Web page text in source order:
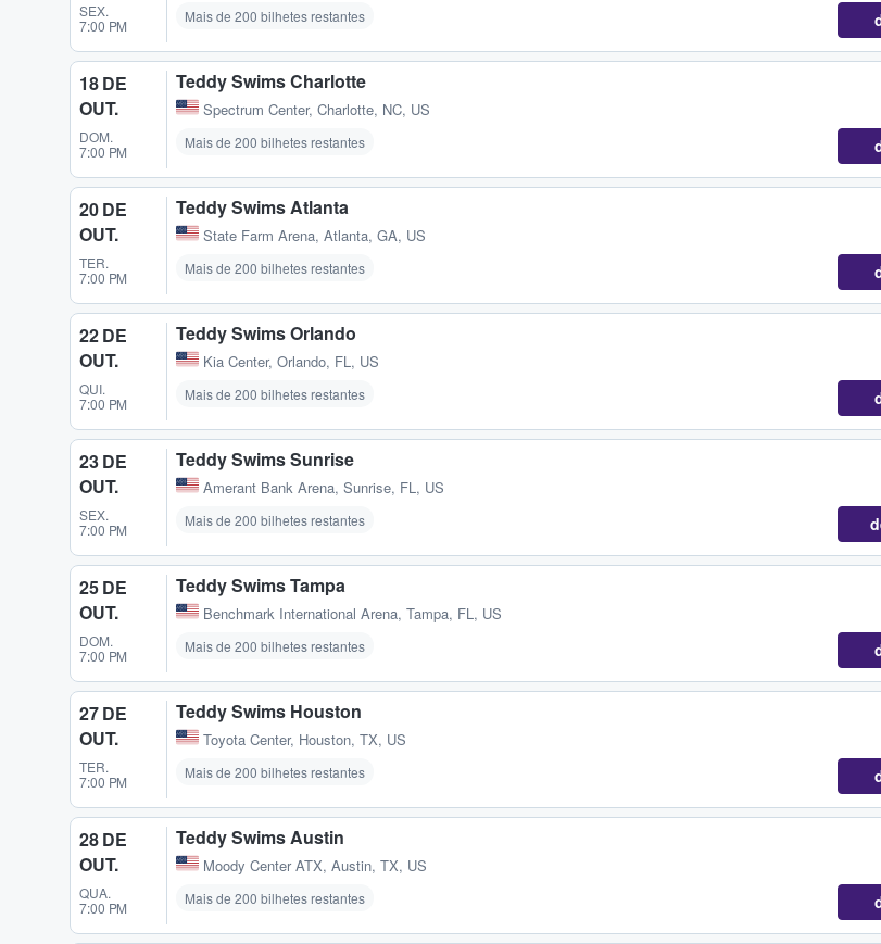
SEX.
7:00 PM
Mais de 200 bilhetes restantes
18 DE
OUT.
DOM.
7:00 PM
Teddy Swims Charlotte
Spectrum Center, Charlotte, NC, US
Mais de 200 bilhetes restantes
20 DE
OUT.
TER.
7:00 PM
Teddy Swims Atlanta
State Farm Arena, Atlanta, GA, US
Mais de 200 bilhetes restantes
22 DE
OUT.
QUI.
7:00 PM
Teddy Swims Orlando
Kia Center, Orlando, FL, US
Mais de 200 bilhetes restantes
23 DE
OUT.
SEX.
7:00 PM
Teddy Swims Sunrise
Amerant Bank Arena, Sunrise, FL, US
Mais de 200 bilhetes restantes
25 DE
OUT.
DOM.
7:00 PM
Teddy Swims Tampa
Benchmark International Arena, Tampa, FL, US
Mais de 200 bilhetes restantes
27 DE
OUT.
TER.
7:00 PM
Teddy Swims Houston
Toyota Center, Houston, TX, US
Mais de 200 bilhetes restantes
28 DE
OUT.
QUA.
7:00 PM
Teddy Swims Austin
Moody Center ATX, Austin, TX, US
Mais de 200 bilhetes restantes